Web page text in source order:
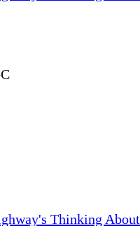
Thinking